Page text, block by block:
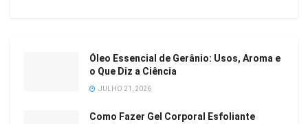
Óleo Essencial de Gerânio: Usos, Aroma e
o Que Diz a Ciência
JULHO 21, 2026
Como Fazer Gel Corporal Esfoliante